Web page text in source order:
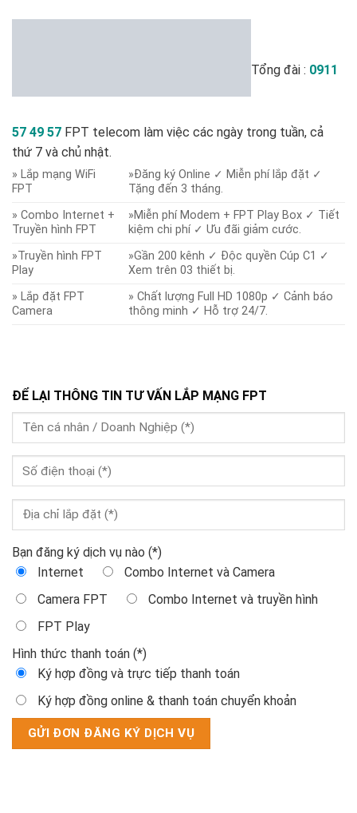
Tổng đài : 0911
57 49 57 FPT telecom làm việc các ngày trong tuần, cả
thứ 7 và chủ nhật.
» Lắp mạng WiFi
FPT
»Đăng ký Online ✓ Miễn phí lắp đặt ✓
Tặng đến 3 tháng.
» Combo Internet +
Truyền hình FPT
»Miễn phí Modem + FPT Play Box ✓ Tiết
kiệm chi phí ✓ Ưu đãi giảm cước.
»Truyền hình FPT
Play
»Gần 200 kênh ✓ Độc quyền Cúp C1 ✓
Xem trên 03 thiết bị.
» Lắp đặt FPT
Camera
» Chất lượng Full HD 1080p ✓ Cảnh báo
thông minh ✓ Hỗ trợ 24/7.
ĐỂ LẠI THÔNG TIN TƯ VẤN LẮP MẠNG FPT
Bạn đăng ký dịch vụ nào (*)
Internet
Combo Internet và Camera
Camera FPT
Combo Internet và truyền hình
FPT Play
Hình thức thanh toán (*)
Ký hợp đồng và trực tiếp thanh toán
Ký hợp đồng online & thanh toán chuyển khoản